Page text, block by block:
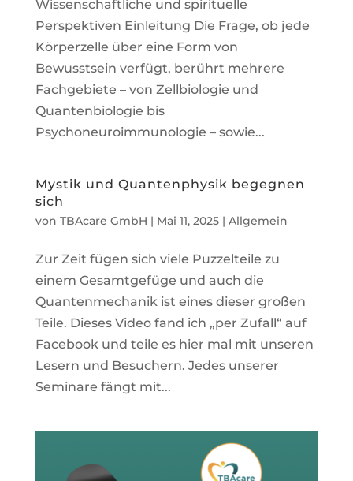
Wissenschaftliche und spirituelle
Perspektiven Einleitung Die Frage, ob jede
Körperzelle über eine Form von
Bewusstsein verfügt, berührt mehrere
Fachgebiete – von Zellbiologie und
Quantenbiologie bis
Psychoneuroimmunologie – sowie...
Mystik und Quantenphysik begegnen
sich
von TBAcare GmbH | Mai 11, 2025| Allgemein
Zur Zeit fügen sich viele Puzzelteile zu
einem Gesamtgefüge und auch die
Quantenmechanik ist eines dieser großen
Teile. Dieses Video fand ich „per Zufall“ auf
Facebook und teile es hier mal mit unseren
Lesern und Besuchern. Jedes unserer
Seminare fängt mit...